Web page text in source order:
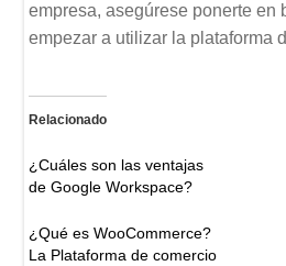
empresa, asegúrese ponerte en
empezar a utilizar la plataforma
Relacionado
¿Cuáles son las ventajas
de Google Workspace?
¿Qué es WooCommerce?
La Plataforma de comercio